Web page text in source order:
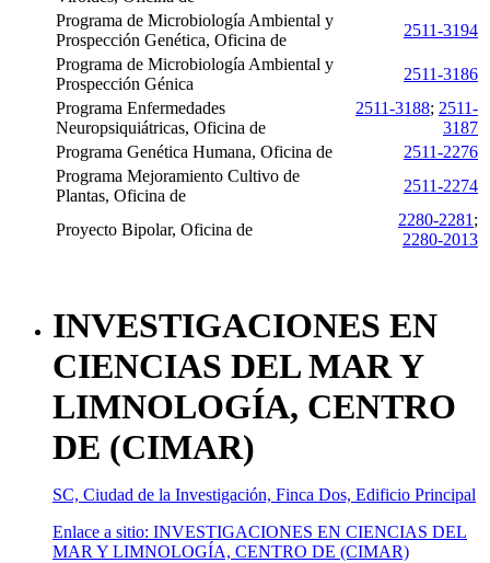
Programa de Microbiología Ambiental y
Prospección Genética, Oficina de
2511-3194
Programa de Microbiología Ambiental y
Prospección Génica
2511-3186
Programa Enfermedades
Neuropsiquiátricas, Oficina de
2511-3188; 2511-
3187
Programa Genética Humana, Oficina de
2511-2276
Programa Mejoramiento Cultivo de
Plantas, Oficina de
2511-2274
Proyecto Bipolar, Oficina de
2280-2281 ;
2280-2013
INVESTIGACIONES EN
CIENCIAS DEL MAR Y
LIMNOLOGÍA, CENTRO
DE (CIMAR)
SC, Ciudad de la Investigación, Finca Dos, Edificio Principal
Enlace a sitio: INVESTIGACIONES EN CIENCIAS DEL
MAR Y LIMNOLOGÍA, CENTRO DE (CIMAR)